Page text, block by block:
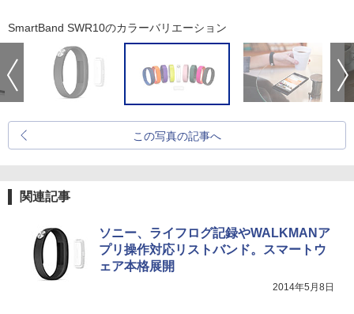
SmartBand SWR10のカラーバリエーション
この写真の記事へ
関連記事
ソニー、ライフログ記録やWALKMANア
プリ操作対応リストバンド。スマートウ
ェア本格展開
2014年5月8日